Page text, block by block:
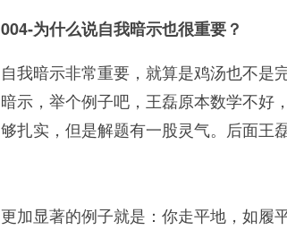
004-为什么说自我暗示也很重要？
自我暗示非常重要，就算是鸡汤也不是
暗示，举个例子吧，王磊原本数学不好
够扎实，但是解题有一股灵气。后面王
更加显著的例子就是：你走平地，如履